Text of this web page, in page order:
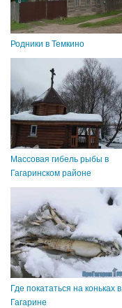
Родники в Темкино
Массовая гибель рыбы в
Гагаринском районе
Где покататься на коньках в
Гагарине